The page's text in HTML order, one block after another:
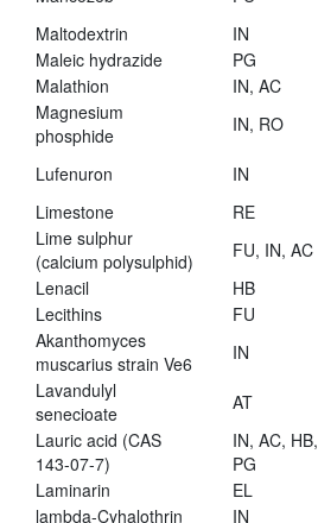
Maltodextrin
IN
Maleic hydrazide
PG
Malathion
IN, AC
Magnesium
phosphide
IN, RO
Lufenuron IN
Limestone
RE
Lime sulphur
(calcium polysulphid)
FU, IN, AC
Lenacil
HB
Lecithins
FU
Akanthomyces
muscarius strain Ve6
IN
Lavandulyl
senecioate
AT
Lauric acid (CAS
143-07-7)
IN, AC, HB,
PG
Laminarin
EL
lambda-Cyhalothrin
IN